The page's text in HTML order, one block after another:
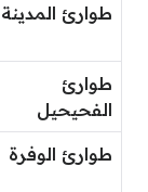
طوارئ المدينة
طوارئ
الفحيحيل
طوارئ الوفرة